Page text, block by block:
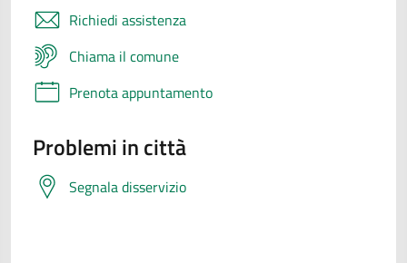
Richiedi assistenza
Chiama il comune
Prenota appuntamento
Problemi in città
Segnala disservizio